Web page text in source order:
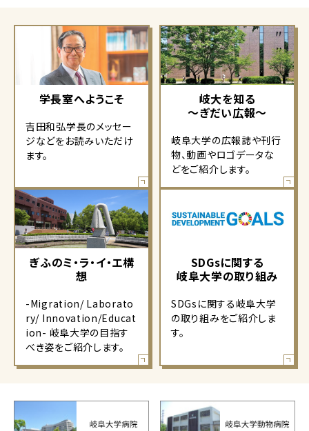
学長室へようこそ
吉田和弘学長のメッセー
ジなどをお読みいただけ
ます。
岐大を知る
～ぎだい広報～
岐阜大学の広報誌や刊行
物、動画やロゴデータな
どをご紹介します。
ぎふのミ・ラ・イ・エ構
想
-Migration/ Laborato
ry/ Innovation/Educat
ion- 岐阜大学の目指す
べき姿をご紹介します。
SDGsに関する
岐阜大学の取り組み
SDGsに関する岐阜大学
の取り組みをご紹介しま
す。